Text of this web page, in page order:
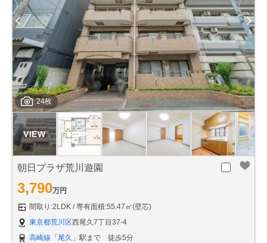
24枚
朝日プラザ荒川遊園
3,790万円
間取り:2LDK
専有面積:55.47㎡(壁芯)
東京都荒川区西尾久7丁目37-4
高崎線 「 尾久 」駅まで 徒歩5分